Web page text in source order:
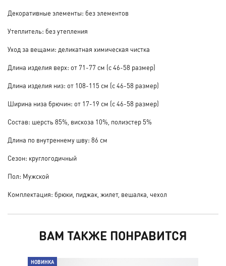
Декоративные элементы: без элементов
Утеплитель: без утепления
Уход за вещами: деликатная химическая чистка
Длина изделия верх: от 71-77 см (с 46-58 размер)
Длина изделия низ: от 108-115 см (с 46-58 размер)
Ширина низа брючин: от 17-19 см (с 46-58 размер)
Состав: шерсть 85%, вискоза 10%, полиэстер 5%
Длина по внутреннему шву: 86 см
Сезон: круглогодичный
Пол: Мужской
Комплектация: брюки, пиджак, жилет, вешалка, чехол
ВАМ ТАКЖЕ ПОНРАВИТСЯ
НОВИНКА